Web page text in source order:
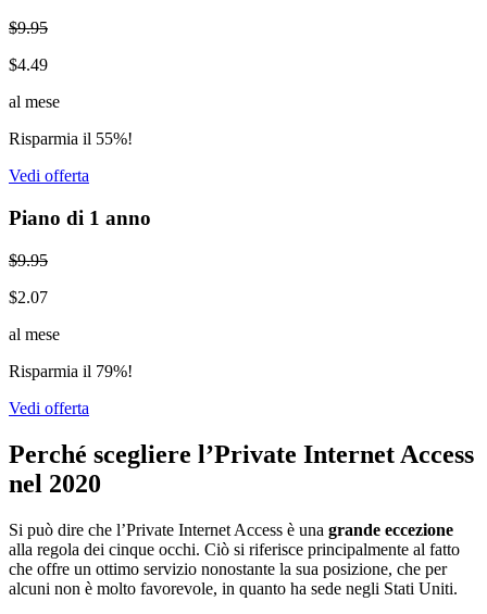
$9.95
$4.49
al mese
Risparmia il 55%!
Vedi offerta
Piano di 1 anno
$9.95
$2.07
al mese
Risparmia il 79%!
Vedi offerta
Perché scegliere l’Private Internet Access
nel 2020
Si può dire che l’Private Internet Access è una grande eccezione
alla regola dei cinque occhi. Ciò si riferisce principalmente al fatto
che offre un ottimo servizio nonostante la sua posizione, che per
alcuni non è molto favorevole, in quanto ha sede negli Stati Uniti.